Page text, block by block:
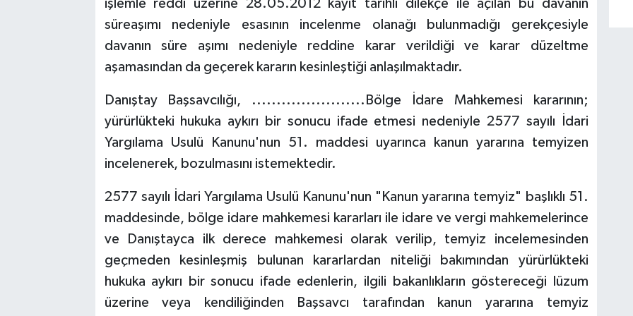
işlemle reddi üzerine 28.05.2012 kayıt tarihli dilekçe ile açılan bu davanın
süreaşımı nedeniyle esasının incelenme olanağı bulunmadığı gerekçesiyle
davanın süre aşımı nedeniyle reddine karar verildiği ve karar düzeltme
aşamasından da geçerek kararın kesinleştiği anlaşılmaktadır.
Danıştay Başsavcılığı, .......................Bölge İdare Mahkemesi kararının;
yürürlükteki hukuka aykırı bir sonucu ifade etmesi nedeniyle 2577 sayılı İdari
Yargılama Usulü Kanunu'nun 51. maddesi uyarınca kanun yararına temyizen
incelenerek, bozulmasını istemektedir.
2577 sayılı İdari Yargılama Usulü Kanunu'nun "Kanun yararına temyiz" başlıklı 51.
maddesinde, bölge idare mahkemesi kararları ile idare ve vergi mahkemelerince
ve Danıştayca ilk derece mahkemesi olarak verilip, temyiz incelemesinden
geçmeden kesinleşmiş bulunan kararlardan niteliği bakımından yürürlükteki
hukuka aykırı bir sonucu ifade edenlerin, ilgili bakanlıkların göstereceği lüzum
üzerine veya kendiliğinden Başsavcı tarafından kanun yararına temyiz